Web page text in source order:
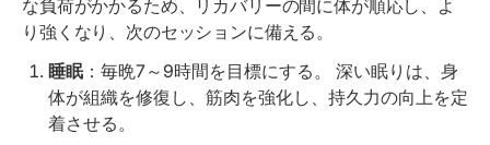
な負荷がかかるため、リカバリーの間に体が順応し、よ
り強くなり、次のセッションに備える。
睡眠：毎晩7～9時間を目標にする。 深い眠りは、身
体が組織を修復し、筋肉を強化し、持久力の向上を定
着させる。